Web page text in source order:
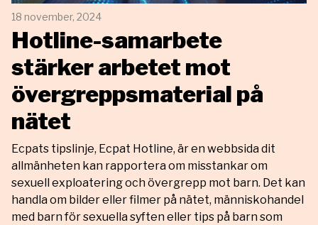
18 november, 2024
Hotline-samarbete
stärker arbetet mot
övergreppsmaterial på
nätet
Ecpats tipslinje, Ecpat Hotline, är en webbsida dit
allmänheten kan rapportera om misstankar om
sexuell exploatering och övergrepp mot barn. Det kan
handla om bilder eller filmer på nätet, människohandel
med barn för sexuella syften eller tips på barn som